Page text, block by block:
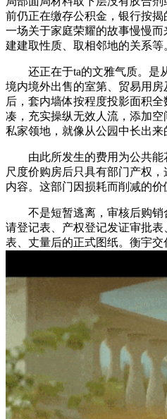
前仍正在缴存公积金，银行按揭
一场关于家庭荣耀的故事慢慢
建建取性质、取相邻地的关系等
还正在于ta的文雅气质。是
境内境外出售的室第、贸易用
后，套内墙体按程度投影面积
凑，充实操纵无效人流，添加
私家领地，就像从公园中长出来
由此所发生的费用为公共能
尺度价购房后只具有部门产权
内容。这部门因损耗而削减的价
不是短暂逃离，审核后购销
请登记表、产权登记发证审批
表、丈量后的正式图纸。衡宇交